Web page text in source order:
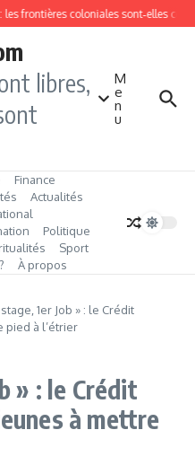
frontières coloniales sont‑elles
libres,
M
e
n
u
Finance
Actualités
Politique
Sport
À propos
stage, 1er Job » : le Crédit
pied à l’étrier
» : le Crédit
à mettre